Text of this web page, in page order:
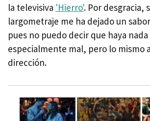
la televisiva 'Hierro'. Por desgracia,
largometraje me ha dejado un
pues no puedo decir que haya
especialmente mal, pero lo mismo
dirección.